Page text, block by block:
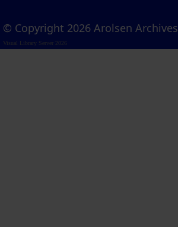
© Copyright 2026 Arolsen Archives
Visual Library Server 2026